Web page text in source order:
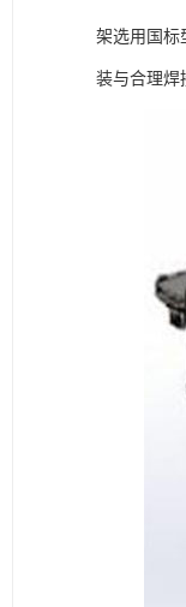
架选用国标
装与合理焊